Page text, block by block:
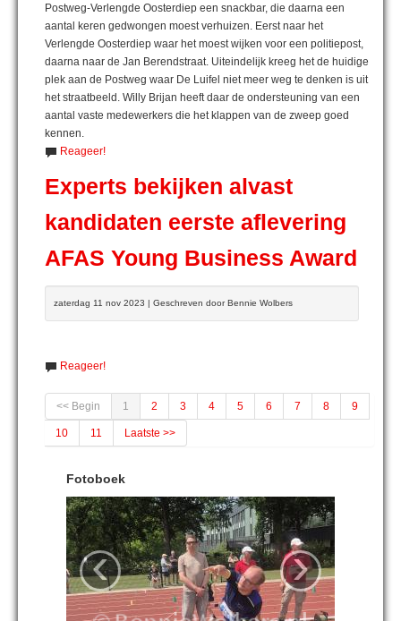
Postweg-Verlengde Oosterdiep een snackbar, die daarna een
aantal keren gedwongen moest verhuizen. Eerst naar het
Verlengde Oosterdiep waar het moest wijken voor een politiepost,
daarna naar de Jan Berendstraat. Uiteindelijk kreeg het de huidige
plek aan de Postweg waar De Luifel niet meer weg te denken is uit
het straatbeeld. Willy Brijan heeft daar de ondersteuning van een
aantal vaste medewerkers die het klappen van de zweep goed
kennen.
Reageer!
Experts bekijken alvast
kandidaten eerste aflevering
AFAS Young Business Award
zaterdag 11 nov 2023 | Geschreven door Bennie Wolbers
Reageer!
<< Begin 1 2 3 4 5 6 7 8 9
10 11 Laatste >>
Fotoboek
‹ ›